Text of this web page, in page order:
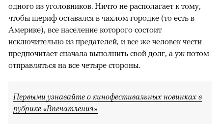
одного из уголовников. Ничто не располагает к тому,
чтобы шериф оставался в чахлом городке (то есть в
Америке), все население которого состоит
исключительно из предателей, и все же человек чести
предпочитает сначала выполнить свой долг, а уж потом
отправляться на все четыре стороны.
Первыми узнавайте о кинофестивальных новинках в
рубрике «Впечатления»